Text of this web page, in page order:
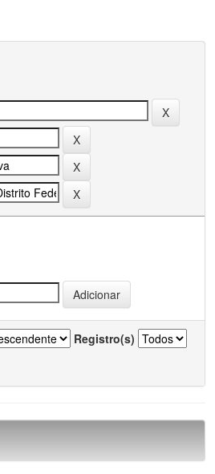
Registro(s)